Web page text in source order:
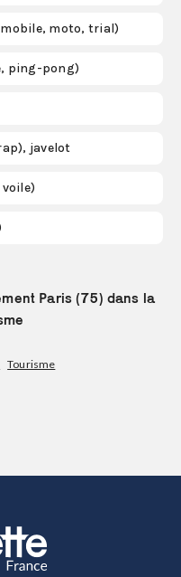
moto, trial)
ping-pong)
javelot
Paris (75) dans la
Tourisme